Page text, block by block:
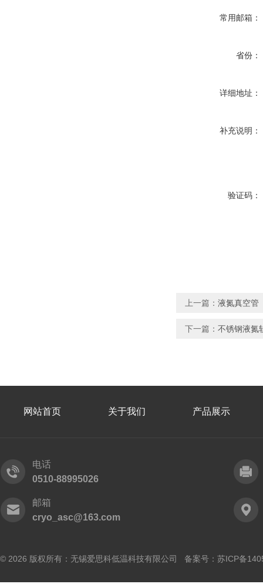
常用邮箱：
省份：
详细地址：
补充说明：
验证码：
上一篇： 液氮真空管
下一篇： 不锈钢液氮
网站首页 关于我们 产品展示
电话
0510-88995026
邮箱
cryo_asc@163.com
© 2026 版权所有：无锡爱思科低温科技有限公司 备案号： 苏ICP备